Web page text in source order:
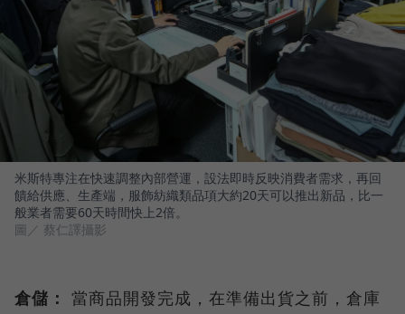
米斯特專注在快速調整內部營運，設法即時反映消費者需求，再回
饋給供應、生產端，服飾紡織類品項大約20天可以推出新品，比一
般業者需要60天時間快上2倍。
圖／ 蔡仁譯攝影
倉儲： 當商品開發完成，在準備出貨之前，倉庫